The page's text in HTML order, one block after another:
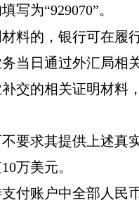
写为“929070”。
料的，银行可在履
当日通过外汇局相
交的相关证明材料
要求其提供上述真
10万美元。
付账户中全部人民